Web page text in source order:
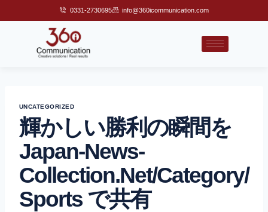
0331-2730695 info@360icommunication.com
UNCATEGORIZED
輝かしい勝利の瞬間を
Japan-News-
Collection.net/category/
Sports で共有